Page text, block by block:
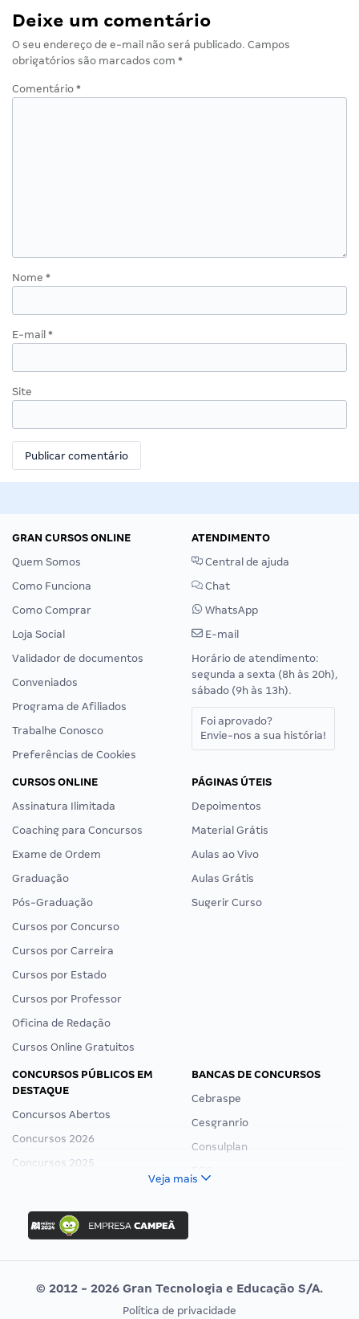
Deixe um comentário
O seu endereço de e-mail não será publicado. Campos
obrigatórios são marcados com *
Comentário *
Nome *
E-mail *
Site
GRAN CURSOS ONLINE
Quem Somos
Como Funciona
Como Comprar
Loja Social
Validador de documentos
Conveniados
Programa de Afiliados
Trabalhe Conosco
Preferências de Cookies
ATENDIMENTO
Central de ajuda
Chat
WhatsApp
E-mail
Horário de atendimento:
segunda a sexta (8h às 20h),
sábado (9h às 13h).
Foi aprovado?
Envie-nos a sua história!
CURSOS ONLINE
Assinatura Ilimitada
Coaching para Concursos
Exame de Ordem
Graduação
Pós-Graduação
Cursos por Concurso
Cursos por Carreira
Cursos por Estado
Cursos por Professor
Oficina de Redação
Cursos Online Gratuitos
PÁGINAS ÚTEIS
Depoimentos
Material Grátis
Aulas ao Vivo
Aulas Grátis
Sugerir Curso
CONCURSOS PÚBLICOS EM
DESTAQUE
Concursos Abertos
Concursos 2026
Concursos 2025
Concurso Nacional Unificado
Concurso Ibama
Concurso MPU
Editais publicados
BANCAS DE CONCURSOS
Cebraspe
Cesgranrio
Consulplan
Vunesp
Veja mais
© 2012 - 2026 Gran Tecnologia e Educação S/A.
Política de privacidade